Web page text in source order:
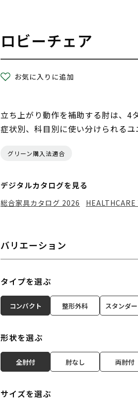
ロビーチェア
お気に入りに追加
立ち上がり動作を補助する肘は、4
症状別、科目別に使い分けられるユ
グリーン購入法適合
デジタルカタログを見る
総合家具カタログ 2026
バリエーション
タイプを選ぶ
コンパクト 整形外科 スタンダ
形状を選ぶ
全肘付 肘なし 両肘付
サイズを選ぶ